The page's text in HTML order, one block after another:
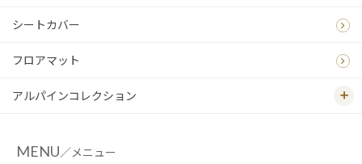
シートカバー
フロアマット
アルパインコレクション
MENU／メニュー